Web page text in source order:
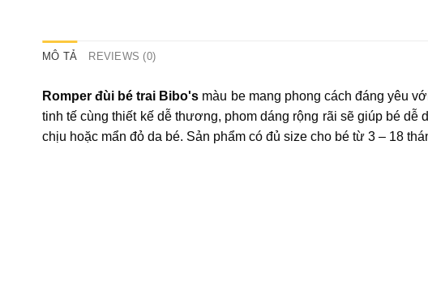
MÔ TẢ REVIEWS (0)
Romper đùi bé trai Bibo's màu be mang phong cách đáng yêu
tinh tế cùng thiết kế dễ thương, phom dáng rộng rãi sẽ giúp bé
chịu hoặc mẩn đỏ da bé. Sản phẩm có đủ size cho bé từ 3 – 18